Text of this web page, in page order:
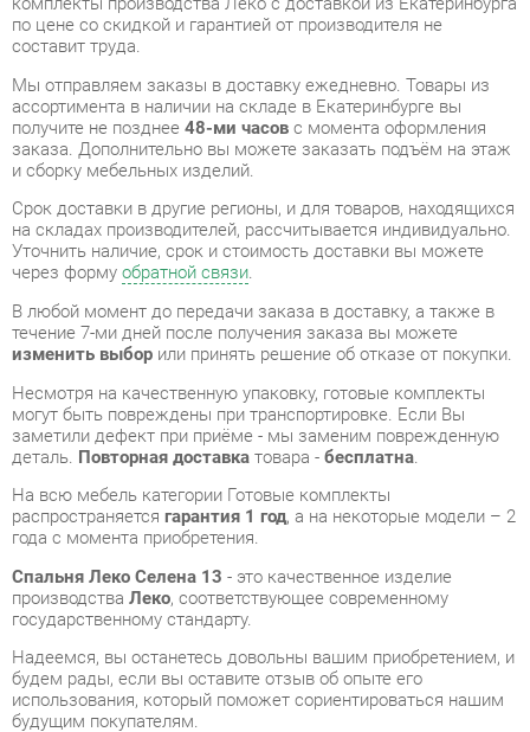
Мы отправляем заказы в доставку ежедневно. Товары из
ассортимента в наличии на складе в Екатеринбурге вы
получите не позднее
и сборку мебельных изделий.
Срок доставки в другие регионы, и для товаров, находящихся
на складах производителей, рассчитывается индивидуально.
Уточнить наличие, срок и стоимость доставки вы можете
через форму
В любой момент до передачи заказа в доставку, а также в
течение 7-ми дней после получения заказа вы можете
изменить выборили принять решение об отказе от покупки.
Несмотря на качественную упаковку, готовые комплекты
могут быть повреждены при транспортировке. Если Вы
заметили дефект при приёме - мы заменим поврежденную
деталь.Повторная доставка товара -бесплатна.
На всю мебель категории Готовые комплекты
распространяетсягарантия 1 год, а на некоторые модели – 2
года с момента приобретения.
производстваЛеко, соответствующее современному
государственному стандарту.
будем рады, если вы оставите отзыв об опыте его
использования, который поможет сориентироваться нашим
будущим покупателям.
Кроме формы обратной связиполучить развёрнутую
консультацию, фото и видеообзор продукции вы можете по
e-mail, телефону в Екатеринбурге и через мессенджеры
Telegram и WhatsApp.